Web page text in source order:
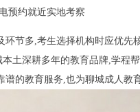
预约就近实地考察
节多,考生选择机构时应优先
土深耕多年的教育品牌,学程
的教育服务,也为聊城成人教